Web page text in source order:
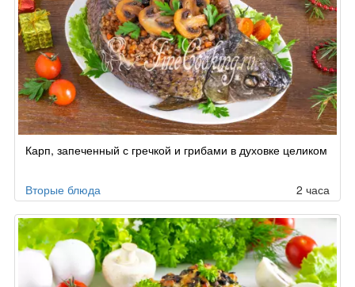
Карп, запеченный с гречкой и грибами в духовке целиком
Вторые блюда 2 часа